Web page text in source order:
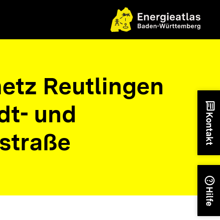
Reutlingen
und
chat
Kontakt
help
Hilfe